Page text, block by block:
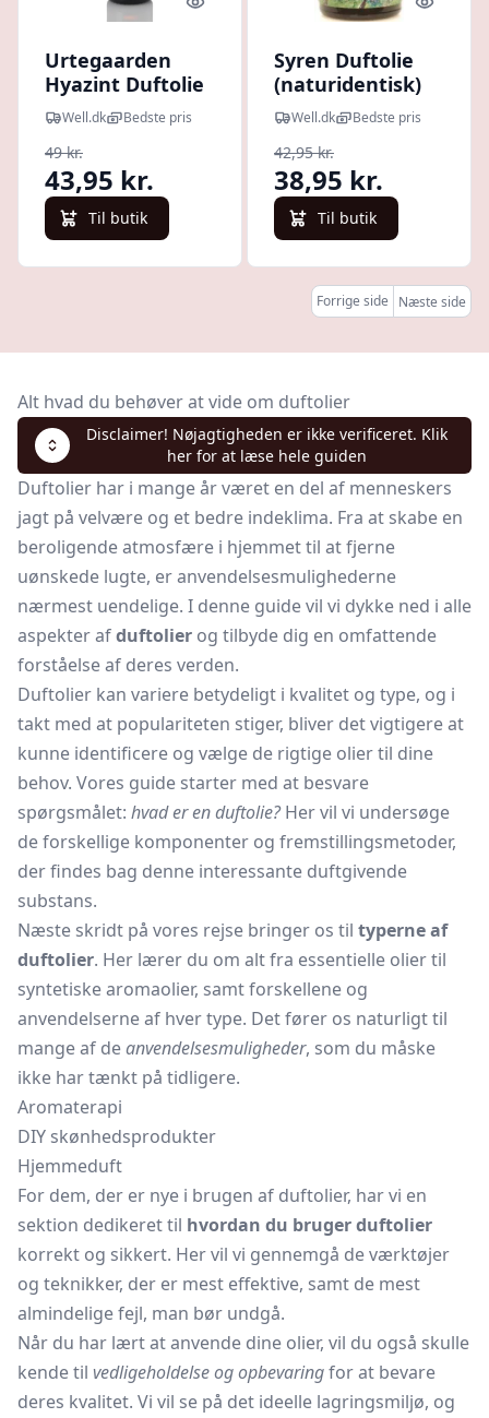
Urtegaarden
Hyazint Duftolie
(10 ml)
Well.dk Bedste pris
49 kr.
43,95 kr.
Til butik
Syren Duftolie
(naturidentisk)
(10 ml)
Well.dk Bedste pris
42,95 kr.
38,95 kr.
Til butik
Forrige side Næste side
Alt hvad du behøver at vide om duftolier
Disclaimer! Nøjagtigheden er ikke verificeret. Klik
her for at læse hele guiden
Duftolier har i mange år været en del af menneskers
jagt på velvære og et bedre indeklima. Fra at skabe en
beroligende atmosfære i hjemmet til at fjerne
uønskede lugte, er anvendelsesmulighederne
nærmest uendelige. I denne guide vil vi dykke ned i alle
aspekter afduftolier og tilbyde dig en omfattende
forståelse af deres verden.
Duftolier kan variere betydeligt i kvalitet og type, og i
takt med at populariteten stiger, bliver det vigtigere at
kunne identificere og vælge de rigtige olier til dine
behov. Vores guide starter med at besvare
spørgsmålet: hvad er en duftolie?Her vil vi undersøge
de forskellige komponenter og fremstillingsmetoder,
der findes bag denne interessante duftgivende
substans.
Næste skridt på vores rejse bringer os til typerne af
duftolier. Her lærer du om alt fra essentielle olier til
syntetiske aromaolier, samt forskellene og
anvendelserne af hver type. Det fører os naturligt til
mange af deanvendelsesmuligheder, som du måske
ikke har tænkt på tidligere.
Aromaterapi
DIY skønhedsprodukter
Hjemmeduft
For dem, der er nye i brugen af duftolier, har vi en
sektion dedikeret til hvordan du bruger duftolier
korrekt og sikkert. Her vil vi gennemgå de værktøjer
og teknikker, der er mest effektive, samt de mest
almindelige fejl, man bør undgå.
Når du har lært at anvende dine olier, vil du også skulle
kende til vedligeholdelse og opbevaringfor at bevare
deres kvalitet. Vi vil se på det ideelle lagringsmiljø, og